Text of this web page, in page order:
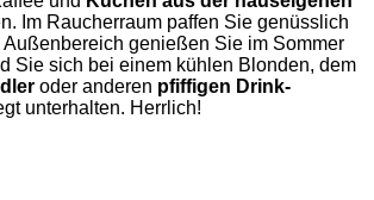
Im Raucherraum paffen Sie genüsslich
Außenbereich genießen Sie im Sommer
Sie sich bei einem kühlen Blonden, dem
oder anderen pfiffigen Drink-
unterhalten. Herrlich!